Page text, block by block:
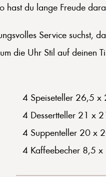
hast du lange Freude
Service suchst,
die Uhr Stil auf deinen
4 Speiseteller 26,5
4 Dessertteller 21 x
4 Suppenteller 20 x
4 Kaffeebecher 8,5